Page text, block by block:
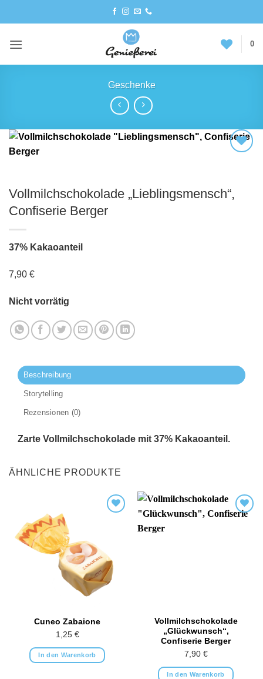
Inhalt
0
Geschenke
Vollmilchschokolade „Lieblingsmensch“,
Confiserie Berger
37% Kakaoanteil
7,90 €
Nicht vorrätig
Beschreibung
Storytelling
Rezensionen (0)
Zarte Vollmilchschokolade mit 37% Kakaoanteil.
ÄHNLICHE PRODUKTE
Cuneo Zabaione
1,25 €
In den Warenkorb
Vollmilchschokolade
„Glückwunsch“,
Confiserie Berger
7,90 €
In den Warenkorb